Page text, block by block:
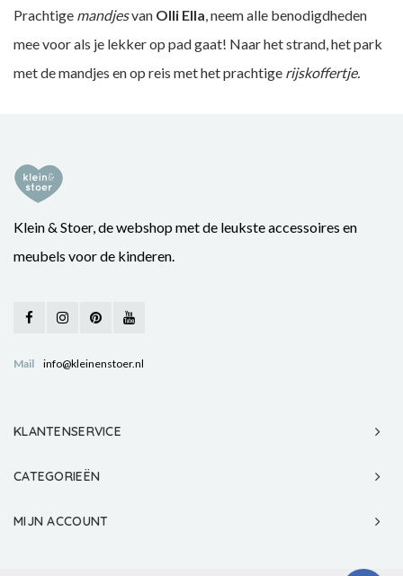
Prachtige mandjesvan Olli Ella, neem alle benodigdheden
mee voor als je lekker op pad gaat! Naar het strand, het park
met de mandjes en op reis met het prachtige rijskoffertje.
Klein & Stoer, de webshop met de leukste accessoires en
meubels voor de kinderen.
Mail info@kleinenstoer.nl
KLANTENSERVICE
CATEGORIEËN
MIJN ACCOUNT